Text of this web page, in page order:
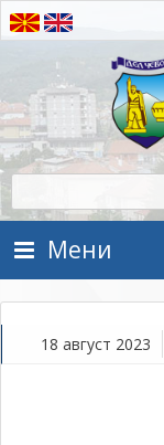
Прескокнете на
Општина Делчево
Општина Делчево
Мени
18 август 2023